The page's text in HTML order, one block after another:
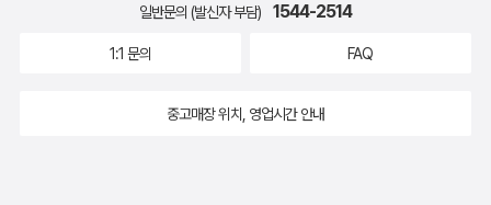
일반문의 (발신자 부담) 1544-2514
1:1 문의 FAQ
중고매장 위치, 영업시간 안내